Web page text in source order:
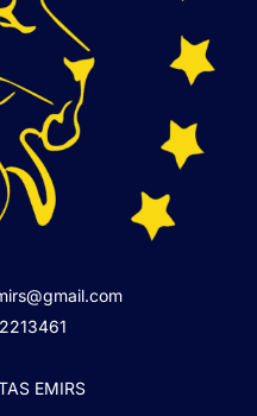
EMIRS